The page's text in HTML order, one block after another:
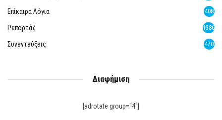
Επίκαιρα Λόγια 408
Ρεπορτάζ 1386
Συνεντεύξεις 470
Διαφήμιση
[adrotate group="4"]